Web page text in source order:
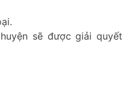
sẽ được giải quyết